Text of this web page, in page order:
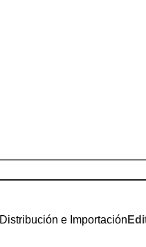
Distribución e Importación